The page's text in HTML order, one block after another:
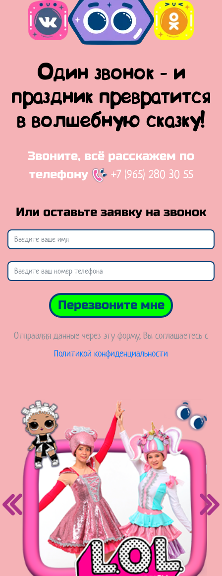
Один звонок - и
праздник превратится
в волшебную сказку!
Звоните, всё расскажем по
телефону
+7 (965) 280 30 55
Или оставьте заявку на звонок
Перезвоните мне
Отправляя данные через эту форму, Вы соглашаетесь с
Политикой конфиденциальности